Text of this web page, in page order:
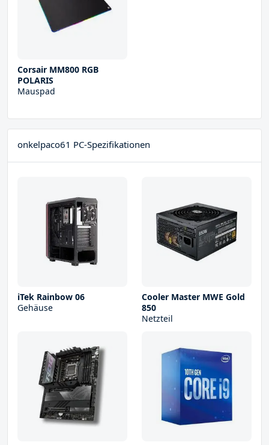
Corsair MM800 RGB
POLARIS
Mauspad
onkelpaco61 PC-Spezifikationen
iTek Rainbow 06
Gehäuse
Cooler Master MWE Gold
850
Netzteil